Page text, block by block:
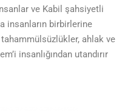
ve Kabil şahsiyetli
insanların birbirlerine
ahlak ve
insanlığından utandırır